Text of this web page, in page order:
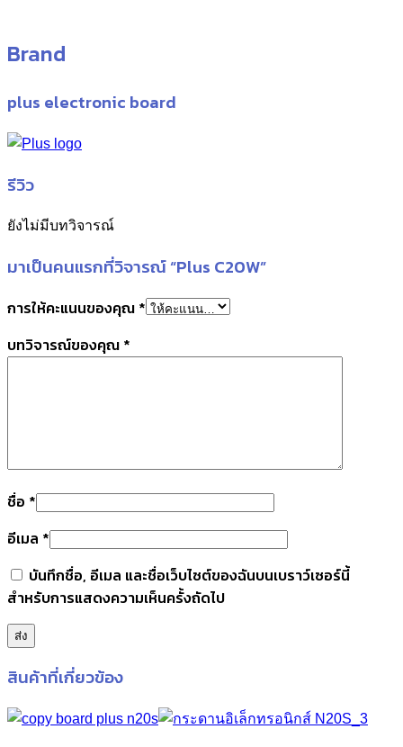
Brand
plus electronic board
รีวิว
ยังไม่มีบทวิจารณ์
มาเป็นคนแรกที่วิจารณ์ “Plus C20W”
การให้คะแนนของคุณ *
บทวิจารณ์ของคุณ *
ชื่อ *
อีเมล *
บันทึกชื่อ, อีเมล และชื่อเว็บไซต์ของฉันบนเบราว์เซอร์นี้
สำหรับการแสดงความเห็นครั้งถัดไป
สินค้าที่เกี่ยวข้อง